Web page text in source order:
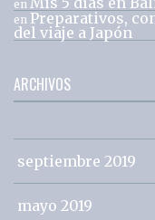
en
en Preparativos,
del viaje a Japón
ARCHIVOS
septiembre 2019
mayo 2019